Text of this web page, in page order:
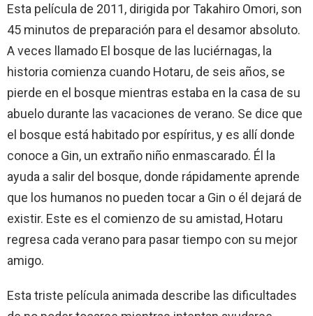
Esta película de 2011, dirigida por Takahiro Omori, son
45 minutos de preparación para el desamor absoluto.
A veces llamado El bosque de las luciérnagas, la
historia comienza cuando Hotaru, de seis años, se
pierde en el bosque mientras estaba en la casa de su
abuelo durante las vacaciones de verano. Se dice que
el bosque está habitado por espíritus, y es allí donde
conoce a Gin, un extraño niño enmascarado. Él la
ayuda a salir del bosque, donde rápidamente aprende
que los humanos no pueden tocar a Gin o él dejará de
existir. Este es el comienzo de su amistad, Hotaru
regresa cada verano para pasar tiempo con su mejor
amigo.
Esta triste película animada describe las dificultades